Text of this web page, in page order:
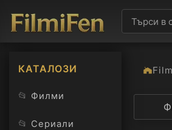
КАТАЛОЗИ
📂 Филми
📂 Сериали